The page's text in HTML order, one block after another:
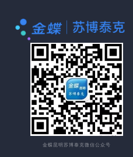
金蝶昆明苏博泰克微信公众号